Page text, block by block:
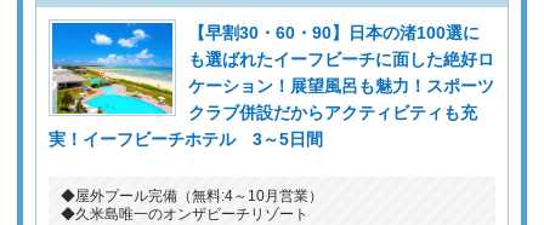
【早割30・60・90】日本の渚100選に
も選ばれたイーフビーチに面した絶好ロ
ケーション！展望風呂も魅力！スポーツ
クラブ併設だからアクティビティも充
実！イーフビーチホテル 3～5日間
◆屋外プール完備（無料:4～10月営業）
◆久米島唯一のオンザビーチリゾート